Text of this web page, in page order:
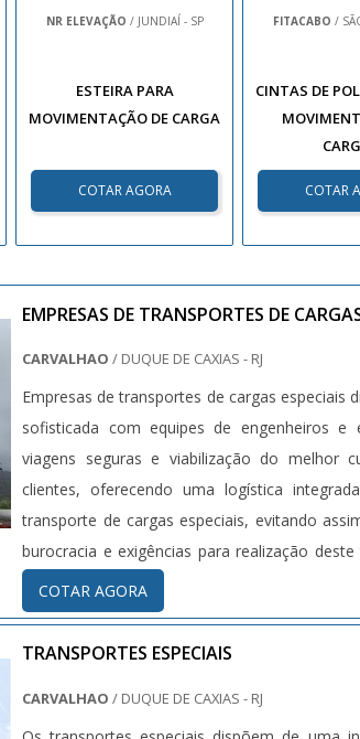
NR ELEVAÇÃO / JUNDIAÍ - SP
ESTEIRA PARA
MOVIMENTAÇÃO DE CARGA
COTAR AGORA
FITACABO /
CINTAS DE
COTAR
EMPRESAS DE TRANSPORTES DE
CARVALHAO/ DUQUE DE CAXIAS - RJ
Empresas de transportes de cargas
sofisticada com equipes de engenheiros e
viagens seguras e viabilização do melhor
clientes, oferecendo uma logística
transporte de cargas especiais, evitando
burocracia e exigências para realização deste
IMPORTÂNCIAPara que tudo ocorra com
propiciar aplicações em conformidade com
qualidade e garantindo a segurança do
as manutenções preventivas
COTAR AGORA
TRANSPORTES ESPECIAIS
CARVALHAO/ DUQUE DE CAXIAS - RJ